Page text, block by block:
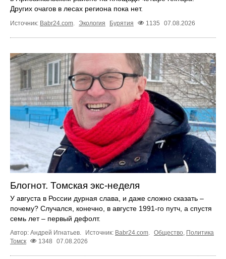
Других очагов в лесах региона пока нет.
Источник: Babr24.com. Экология Бурятия 1135 07.08.2026
Блогнот. Томская экс-неделя
У августа в России дурная слава, и даже сложно сказать –
почему? Случался, конечно, в августе 1991-го путч, а спустя
семь лет – первый дефолт.
Автор: Андрей Игнатьев. Источник: Babr24.com. Общество, Политика
Томск
1348 07.08.2026